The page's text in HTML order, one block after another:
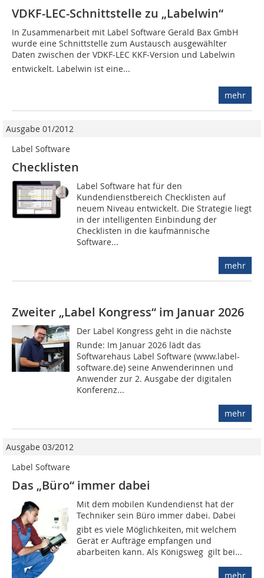
VDKF-LEC-Schnittstelle zu „Labelwin“
In Zusammenarbeit mit Label Software Gerald Bax GmbH
wurde eine Schnittstelle zum Austausch ausgewählter
Daten zwischen der VDKF-LEC KKF-Version und Labelwin
entwickelt. Labelwin ist eine...
mehr
Ausgabe 01/2012
Label Software
Checklisten
Label Software hat für den
Kundendienstbereich Checklisten auf
neuem Niveau entwickelt. Die Strategie liegt
in der intelligenten Einbindung der
Checklisten in die kaufmännische
Software...
mehr
Zweiter „Label Kongress“ im Januar 2026
Der Label Kongress geht in die nächste
Runde: Im Januar 2026 lädt das
Softwarehaus Label Software (www.label-
software.de) seine Anwenderinnen und
Anwender zur 2. Ausgabe der digitalen
Konferenz...
mehr
Ausgabe 03/2012
Label Software
Das „Büro“ immer dabei
Mit dem mobilen Kundendienst hat der
Techniker sein Büro immer dabei. Dabei
gibt es viele Möglichkeiten, mit welchem
Gerät er Aufträge empfangen und
abarbeiten kann. Als Königsweg gilt bei...
mehr